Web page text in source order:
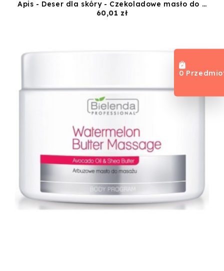
0
Apis - Deser dla skóry - Czekoladowe masło do masażu ciała - 500ml
60,01 złCena